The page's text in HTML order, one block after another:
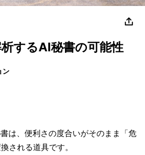
するAI秘書の可能性
ン
は、便利さの度合いがそのまま「危
される道具です。